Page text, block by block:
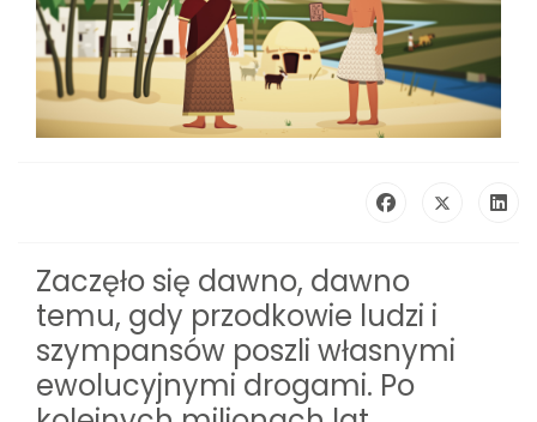
Zaczęło się dawno, dawno
temu, gdy przodkowie ludzi i
szympansów poszli własnymi
ewolucyjnymi drogami. Po